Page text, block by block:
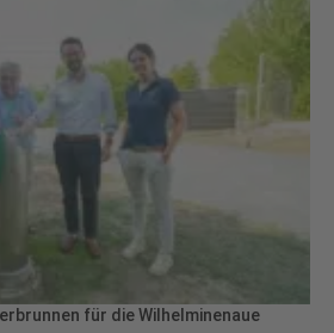
für die Wilhelminenaue